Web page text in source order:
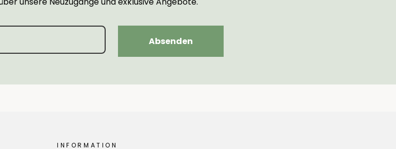
Absenden
INFORMATION